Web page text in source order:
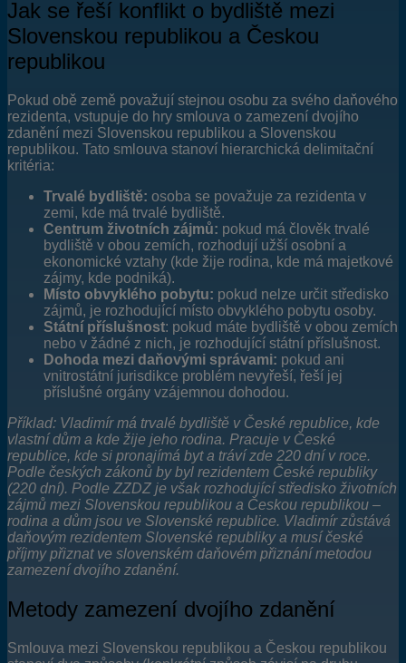
Jak se řeší konflikt o bydliště mezi
Slovenskou republikou a Českou
republikou
Pokud obě země považují stejnou osobu za svého daňového
rezidenta, vstupuje do hry smlouva o zamezení dvojího
zdanění mezi Slovenskou republikou a Slovenskou
republikou. Tato smlouva stanoví hierarchická delimitační
kritéria:
Trvalé bydliště: osoba se považuje za rezidenta v
zemi, kde má trvalé bydliště.
Centrum životních zájmů: pokud má člověk trvalé
bydliště v obou zemích, rozhodují užší osobní a
ekonomické vztahy (kde žije rodina, kde má majetkové
zájmy, kde podniká).
Místo obvyklého pobytu: pokud nelze určit středisko
zájmů, je rozhodující místo obvyklého pobytu osoby.
Státní příslušnost: pokud máte bydliště v obou zemích
nebo v žádné z nich, je rozhodující státní příslušnost.
Dohoda mezi daňovými správami: pokud ani
vnitrostátní jurisdikce problém nevyřeší, řeší jej
příslušné orgány vzájemnou dohodou.
Příklad: Vladimír má trvalé bydliště v České republice, kde
vlastní dům a kde žije jeho rodina. Pracuje v České
republice, kde si pronajímá byt a tráví zde 220 dní v roce.
Podle českých zákonů by byl rezidentem České republiky
(220 dní). Podle ZZDZ je však rozhodující středisko životních
zájmů mezi Slovenskou republikou a Českou republikou –
rodina a dům jsou ve Slovenské republice. Vladimír zůstává
daňovým rezidentem Slovenské republiky a musí české
příjmy přiznat ve slovenském daňovém přiznání metodou
zamezení dvojího zdanění.
Metody zamezení dvojího zdanění
Smlouva mezi Slovenskou republikou a Českou republikou